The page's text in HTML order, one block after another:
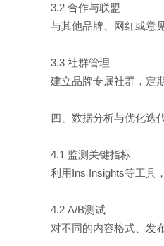
3.2 合作与联盟
与其他品牌、网红或意
3.3 社群管理
建立品牌专属社群，定
四、数据分析与优化迭
4.1 监测关键指标
利用Ins Insights等工具
4.2 A/B测试
对不同的内容格式、发